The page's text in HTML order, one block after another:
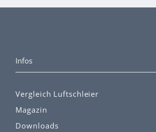
Infos
Vergleich Luftschleier
Magazin
Downloads